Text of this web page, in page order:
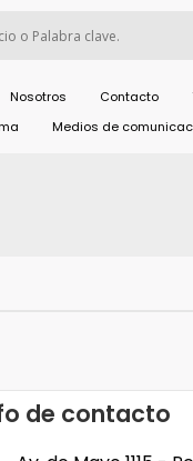
Nosotros Contacto
Medios de
de contacto